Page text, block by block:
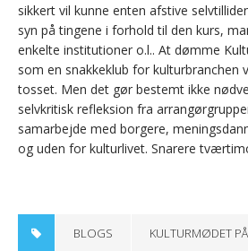
sikkert vil kunne enten afstive
syn på tingene i forhold til den kurs,
enkelte institutioner o.l.. At dømme
som en snakkeklub for kulturbranchen
tosset. Men det gør bestemt ikke
selvkritisk refleksion fra
samarbejde med borgere,
og uden for kulturlivet. Snarere
BLOGS KULTURMØDET